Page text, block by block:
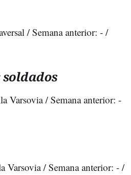
/ Semana anterior: - /
soldados
Varsovia / Semana anterior: -
Varsovia / Semana anterior: - /